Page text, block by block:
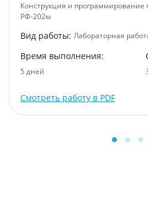
Конструкция и
РФ-202м
Вид работы: Лабораторная
Время выполнения:
5 дней
Смотреть работу в PDF